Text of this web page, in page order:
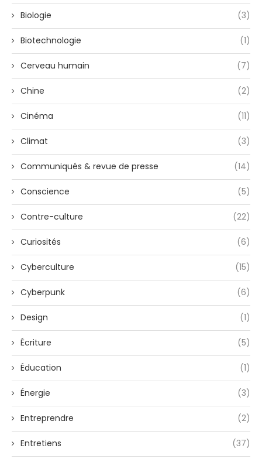
Biologie (3)
Biotechnologie (1)
Cerveau humain (7)
Chine (2)
Cinéma (11)
Climat (3)
Communiqués & revue de presse (14)
Conscience (5)
Contre-culture (22)
Curiosités (6)
Cyberculture (15)
Cyberpunk (6)
Design (1)
Écriture (5)
Éducation (1)
Énergie (3)
Entreprendre (2)
Entretiens (37)